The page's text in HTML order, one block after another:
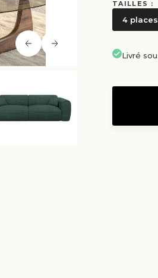
TAILLES :
4 places
Livré